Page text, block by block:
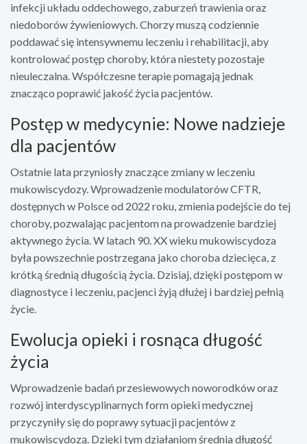
infekcji układu oddechowego, zaburzeń trawienia oraz
niedoborów żywieniowych. Chorzy muszą codziennie
poddawać się intensywnemu leczeniu i rehabilitacji, aby
kontrolować postęp choroby, która niestety pozostaje
nieuleczalna. Współczesne terapie pomagają jednak
znacząco poprawić jakość życia pacjentów.
Postęp w medycynie: Nowe nadzieje
dla pacjentów
Ostatnie lata przyniosły znaczące zmiany w leczeniu
mukowiscydozy. Wprowadzenie modulatorów CFTR,
dostępnych w Polsce od 2022 roku, zmienia podejście do tej
choroby, pozwalając pacjentom na prowadzenie bardziej
aktywnego życia. W latach 90. XX wieku mukowiscydoza
była powszechnie postrzegana jako choroba dziecięca, z
krótką średnią długością życia. Dzisiaj, dzięki postępom w
diagnostyce i leczeniu, pacjenci żyją dłużej i bardziej pełnią
życie.
Ewolucja opieki i rosnąca długość
życia
Wprowadzenie badań przesiewowych noworodków oraz
rozwój interdyscyplinarnych form opieki medycznej
przyczyniły się do poprawy sytuacji pacjentów z
mukowiscydozą. Dzięki tym działaniom średnia długość